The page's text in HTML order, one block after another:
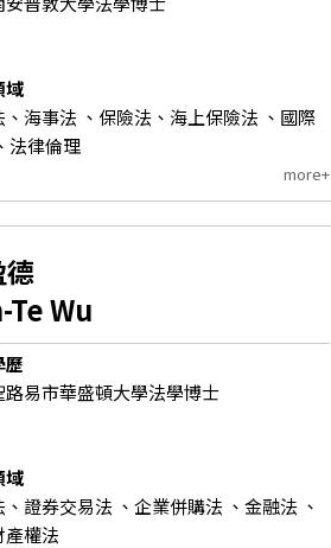
域
、海事法 、保險法、海上保險法 、國際
法律倫理
more+
Te Wu
歷
路易市華盛頓大學法學博士
域
證券交易法 、企業併購法 、金融法 、
產權法